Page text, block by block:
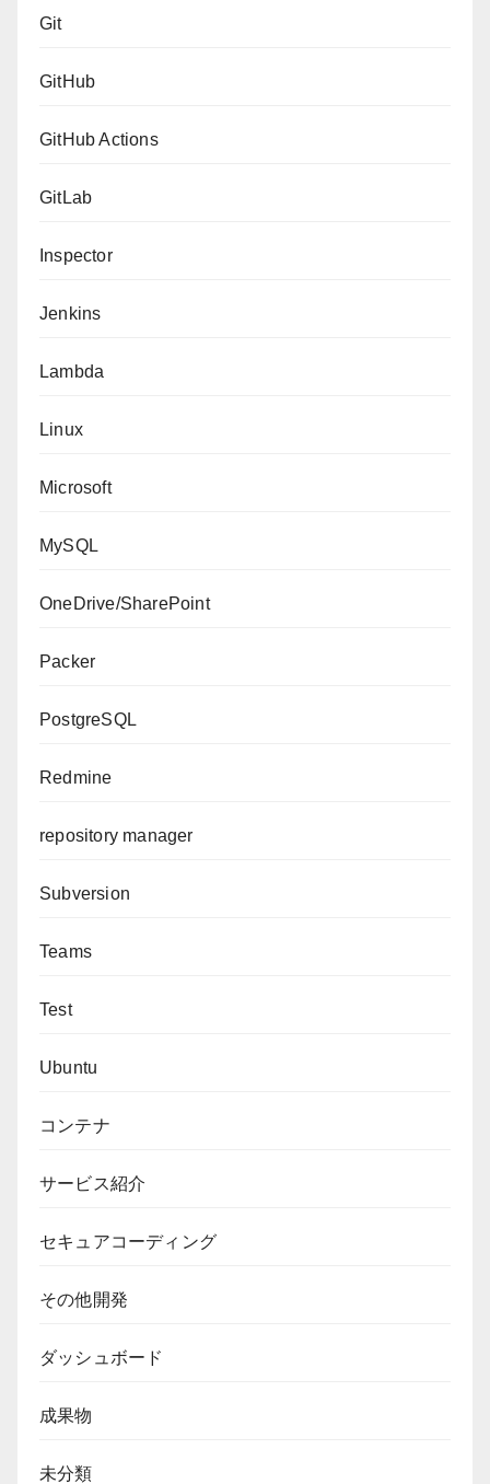
Git
GitHub
GitHub Actions
GitLab
Inspector
Jenkins
Lambda
Linux
Microsoft
MySQL
OneDrive/SharePoint
Packer
PostgreSQL
Redmine
repository manager
Subversion
Teams
Test
Ubuntu
コンテナ
サービス紹介
セキュアコーディング
その他開発
ダッシュボード
成果物
未分類